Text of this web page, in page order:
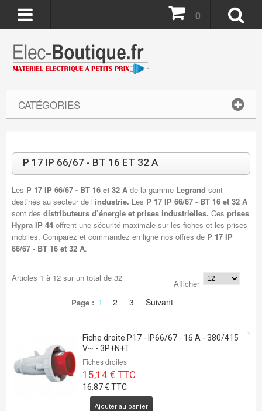
CATÉGORIES
0
P 17 IP 66/67 - BT 16 ET 32 A
Les P 17 IP 66/67 - BT 16 et 32 Ade la gammeLegrand sont
destinés au secteur de l’industrie. Les P 17 IP 66/67 - BT 16 et 32 A
sont des distributeurs d’énergie et prises industrielles. Ces prises
Hypra IP 44 offrent une sécurité maximale sur les fiches et les prises
mobiles. Comparez et commandez en ligne nos offres de P 17 IP
66/67 - BT 16 et 32 A.
Articles 1 à 12sur un total de 32
Afficher
Page : 1 2 3 Suivant
Fiche droite P17 - IP66/67 - 16 A - 380/415
V~ - 3P+N+T
Fiches droites
15,14 € TTC
16,87 € TTC
Ajouter au panier